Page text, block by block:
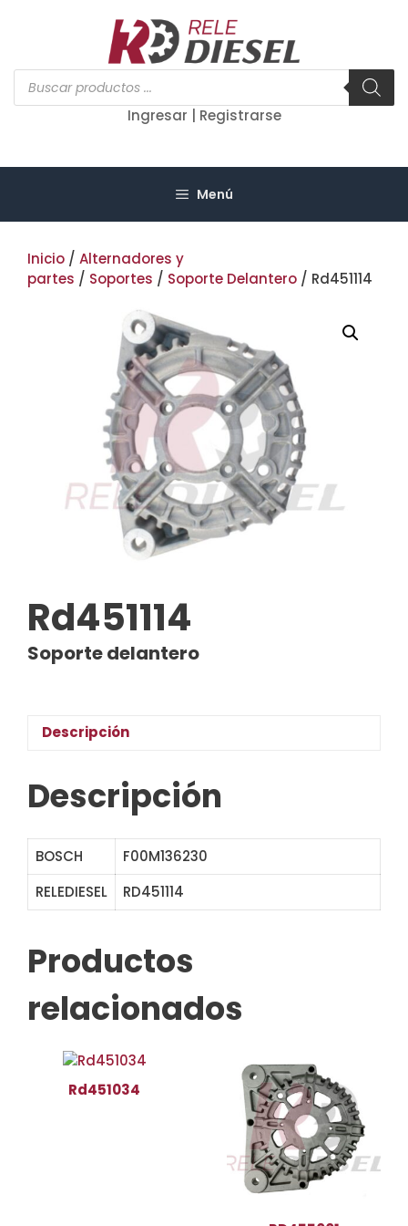
Búsqueda
de
productos
Ingresar | Registrarse
Menú
Inicio / Alternadores y
partes / Soportes / Soporte Delantero / Rd451114
Rd451114
Soporte delantero
Descripción
Descripción
BOSCH
F00M136230
RELEDIESEL
RD451114
Productos
relacionados
Rd451034